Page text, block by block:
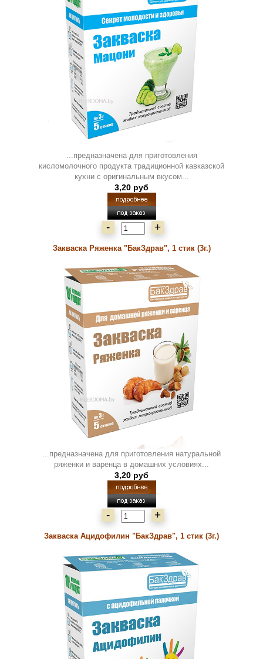
...предназначена для приготовления
кисломолочного продукта традиционной кавказской
кухни с оригинальным вкусом...
3,20 руб
- +
Закваска Ряженка "БакЗдрав", 1 стик (3г.)
...предназначена для приготовления натуральной
ряженки и варенца в домашних условиях...
3,20 руб
- +
Закваска Ацидофилин "БакЗдрав", 1 стик (3г.)